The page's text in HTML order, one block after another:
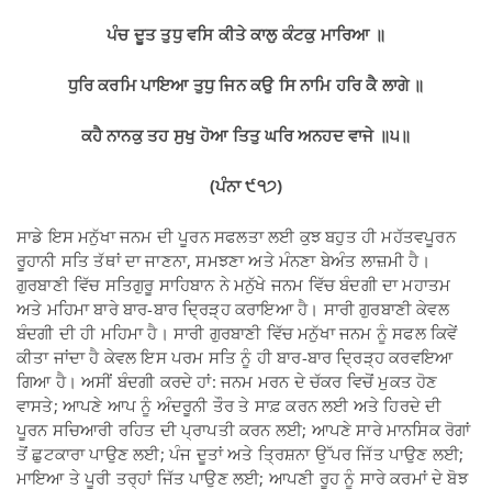
ਪੰਚ ਦੂਤ ਤੁਧੁ ਵਸਿ ਕੀਤੇ ਕਾਲੁ ਕੰਟਕੁ ਮਾਰਿਆ ॥
ਧੁਰਿ ਕਰਮਿ ਪਾਇਆ ਤੁਧੁ ਜਿਨ ਕਉ ਸਿ ਨਾਮਿ ਹਰਿ ਕੈ ਲਾਗੇ ॥
ਕਹੈ ਨਾਨਕੁ ਤਹ ਸੁਖੁ ਹੋਆ ਤਿਤੁ ਘਰਿ ਅਨਹਦ ਵਾਜੇ ॥੫ ॥
(ਪੰਨਾ ੯੧੭)
ਸਾਡੇ ਇਸ ਮਨੁੱਖਾ ਜਨਮ ਦੀ ਪੂਰਨ ਸਫਲਤਾ ਲਈ ਕੁਝ ਬਹੁਤ ਹੀ ਮਹੱਤਵਪੂਰਨ
ਰੂਹਾਨੀ ਸਤਿ ਤੱਥਾਂ ਦਾ ਜਾਣਨਾ, ਸਮਝਣਾ ਅਤੇ ਮੰਨਣਾ ਬੇਅੰਤ ਲਾਜ਼ਮੀ ਹੈ।
ਗੁਰਬਾਣੀ ਵਿੱਚ ਸਤਿਗੁਰੂ ਸਾਹਿਬਾਨ ਨੇ ਮਨੁੱਖੇ ਜਨਮ ਵਿੱਚ ਬੰਦਗੀ ਦਾ ਮਹਾਤਮ
ਅਤੇ ਮਹਿਮਾ ਬਾਰੇ ਬਾਰ-ਬਾਰ ਦ੍ਰਿੜ੍ਹ ਕਰਾਇਆ ਹੈ। ਸਾਰੀ ਗੁਰਬਾਣੀ ਕੇਵਲ
ਬੰਦਗੀ ਦੀ ਹੀ ਮਹਿਮਾ ਹੈ। ਸਾਰੀ ਗੁਰਬਾਣੀ ਵਿੱਚ ਮਨੁੱਖਾ ਜਨਮ ਨੂੰ ਸਫਲ ਕਿਵੇਂ
ਕੀਤਾ ਜਾਂਦਾ ਹੈ ਕੇਵਲ ਇਸ ਪਰਮ ਸਤਿ ਨੂੰ ਹੀ ਬਾਰ-ਬਾਰ ਦ੍ਰਿੜ੍ਹ ਕਰਵਇਆ
ਗਿਆ ਹੈ। ਅਸੀਂ ਬੰਦਗੀ ਕਰਦੇ ਹਾਂ: ਜਨਮ ਮਰਨ ਦੇ ਚੱਕਰ ਵਿਚੋਂ ਮੁਕਤ ਹੋਣ
ਵਾਸਤੇ; ਆਪਣੇ ਆਪ ਨੂੰ ਅੰਦਰੂਨੀ ਤੌਰ ਤੇ ਸਾਫ਼ ਕਰਨ ਲਈ ਅਤੇ ਹਿਰਦੇ ਦੀ
ਪੂਰਨ ਸਚਿਆਰੀ ਰਹਿਤ ਦੀ ਪ੍ਰਾਪਤੀ ਕਰਨ ਲਈ; ਆਪਣੇ ਸਾਰੇ ਮਾਨਸਿਕ ਰੋਗਾਂ
ਤੋਂ ਛੁਟਕਾਰਾ ਪਾਉਣ ਲਈ; ਪੰਜ ਦੂਤਾਂ ਅਤੇ ਤ੍ਰਿਸ਼ਨਾ ਉੱਪਰ ਜਿੱਤ ਪਾਉਣ ਲਈ;
ਮਾਇਆ ਤੇ ਪੂਰੀ ਤਰ੍ਹਾਂ ਜਿੱਤ ਪਾਉਣ ਲਈ; ਆਪਣੀ ਰੂਹ ਨੂੰ ਸਾਰੇ ਕਰਮਾਂ ਦੇ ਬੋਝ